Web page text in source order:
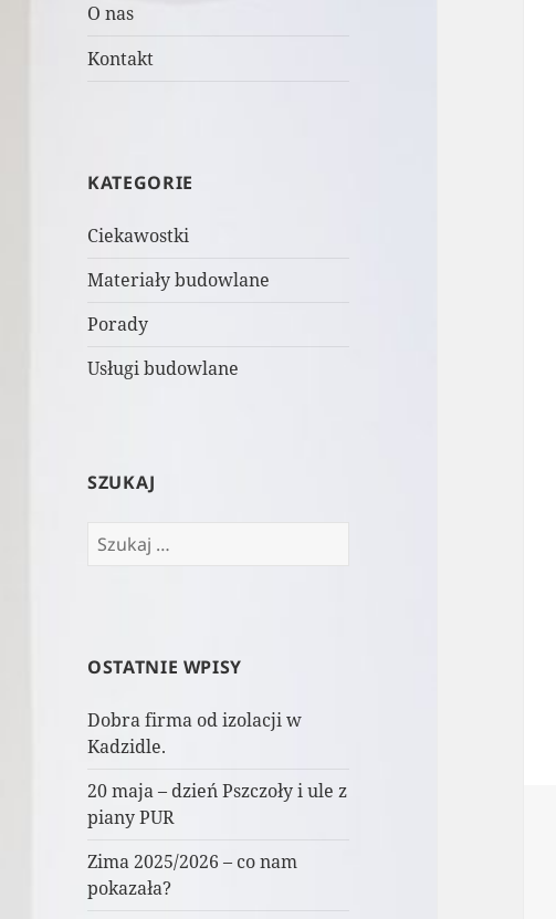
O nas
Kontakt
KATEGORIE
Ciekawostki
Materiały budowlane
Porady
Usługi budowlane
SZUKAJ
Szukaj:
OSTATNIE WPISY
Dobra firma od izolacji w
Kadzidle.
20 maja – dzień Pszczoły i ule z
piany PUR
Zima 2025/2026 – co nam
pokazała?